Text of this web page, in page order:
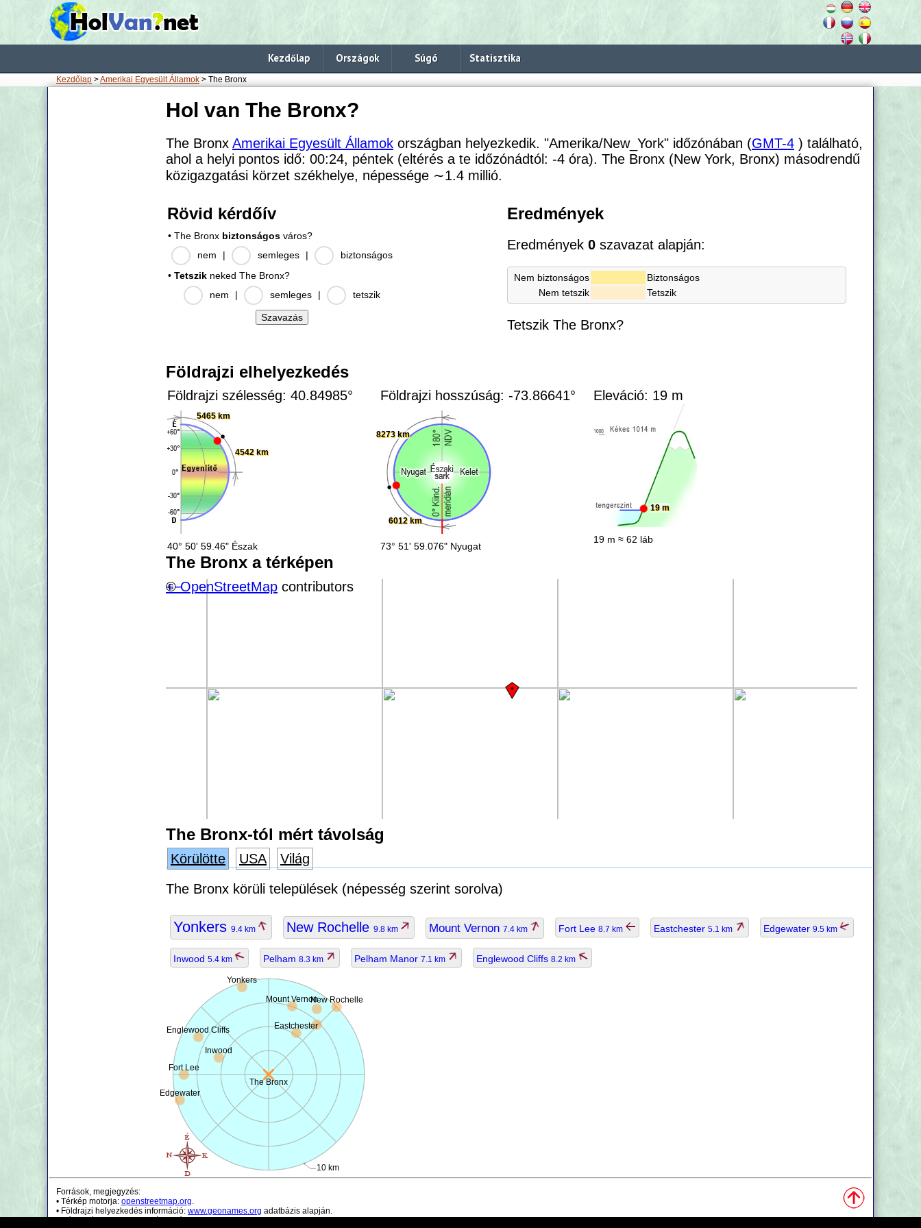
Kezdőlap Országok Súgó Statisztika
Kezdőlap >Amerikai Egyesült Államok > The Bronx
Hol van The Bronx?
The Bronx Amerikai Egyesült Államok országban helyezkedik. "Amerika/New_York" időzónában (GMT-4 ) található,
ahol a helyi pontos idő: 00:24, péntek (eltérés a te időzónádtól: -4 óra). The Bronx (New York, Bronx) másodrendű
közigazgatási körzet székhelye, népessége ∼1.4 millió.
Rövid kérdőív
• The Bronx biztonságos város?
nem
| semleges |
biztonságos
• Tetszik neked The Bronx?
nem
| semleges | tetszik
Eredmények
Eredmények0 szavazat alapján:
Nem biztonságos
Biztonságos
Nem tetszik
Tetszik
Tetszik The Bronx?
Földrajzi elhelyezkedés
Földrajzi szélesség: 40.84985°
5465 km
4542 km
40° 50' 59.46" Észak
Földrajzi hosszúság: -73.86641°
6012 km
8273 km
73° 51' 59.076" Nyugat
Eleváció: 19 m
19 m
19 m ≈ 62 láb
The Bronx a térképen
+−
©OpenStreetMap contributors
The Bronx-tól mért távolság
Körülötte USA
Világ
The Bronx körüli települések (népesség szerint sorolva)
Yonkers 9.4 km New Rochelle 9.8 km Mount Vernon 7.4 km Fort Lee 8.7 km Eastchester 5.1 km Edgewater 9.5 km
Inwood 5.4 km Pelham 8.3 km Pelham Manor 7.1 km Englewood Cliffs 8.2 km
The Bronx
10 km
Yonkers
New Rochelle
Mount Vernon
Fort Lee
Eastchester
Edgewater
Inwood
Englewood Cliffs
Források, megjegyzés:
• Térkép motorja: openstreetmap.org.
• Földrajzi helyezkedés információ: www.geonames.org adatbázis alapján.